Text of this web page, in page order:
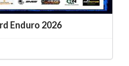
Enduro 2026